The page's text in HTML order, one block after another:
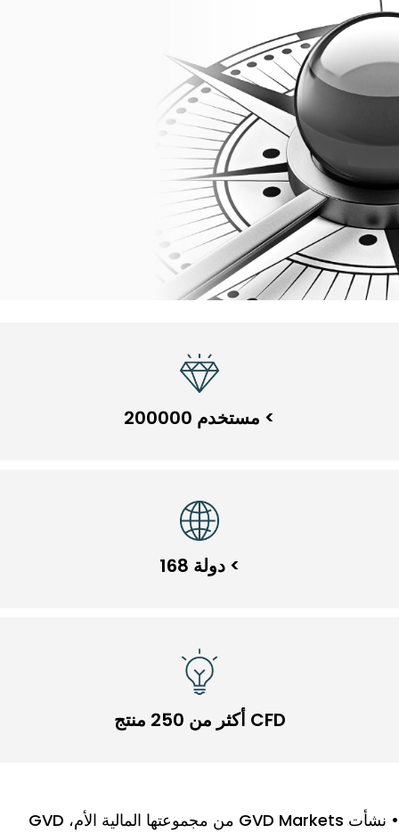
> مستخدم 200000
> دولة 168
CFD أكثر من 250 منتج
• نشأت GVD Markets من مجموعتها المالية الأم، GVD